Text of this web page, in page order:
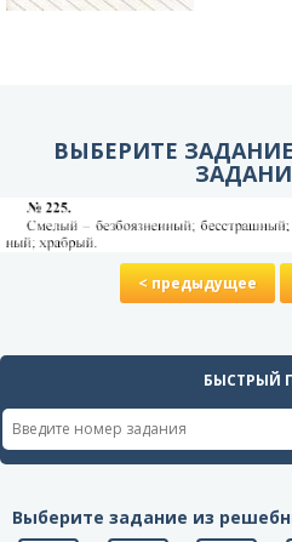
ВЫБЕРИТЕ
< предыдущее
БЫСТРЫЙ
Выберите задание из